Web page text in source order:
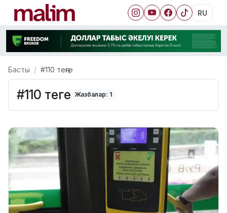
RU
Басты #110 теңге
#110 теңге Жазбалар: 1